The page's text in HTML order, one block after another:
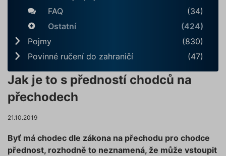
FAQ
(34)
Ostatní
(424)
Pojmy
(830)
Povinné ručení do zahraničí
(47)
Jak je to s předností chodců na
přechodech
21.10.2019
Byť má chodec dle zákona na přechodu pro chodce
přednost, rozhodně to neznamená, že může vstoupit